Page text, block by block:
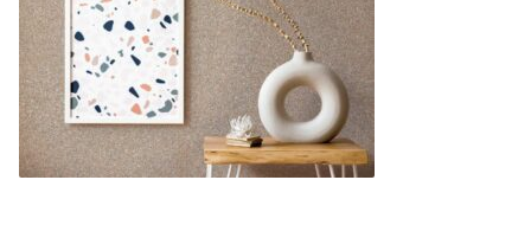
Gereedschap
SALE
Advies